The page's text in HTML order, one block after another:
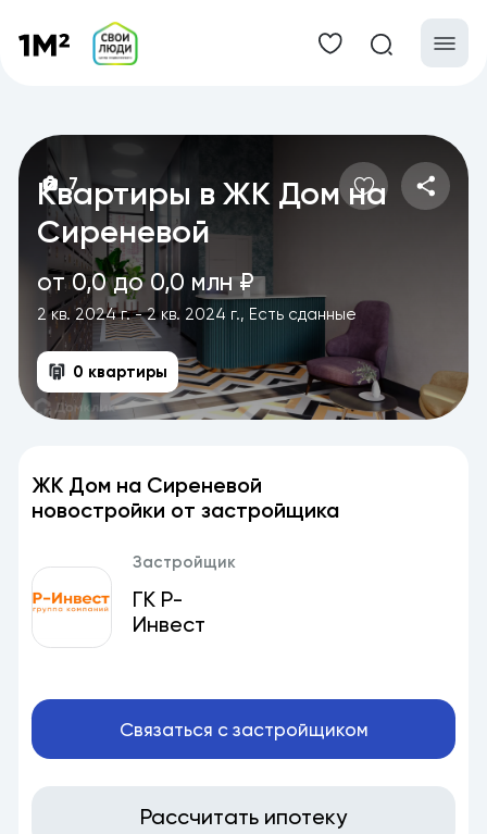
Квартиры в ЖК Дом на
Сиреневой
от 0,0 до 0,0 млн ₽
2 кв. 2024 г. - 2 кв. 2024 г., Есть сданные
0 квартиры
7
ЖК Дом на Сиреневой
новостройки от застройщика
Застройщик
ГК Р-
Инвест
Связаться с застройщиком
Рассчитать ипотеку